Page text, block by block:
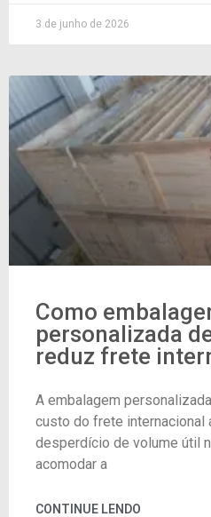
3 de junho de 2026
Como
personalizada
reduz frete
A embalagem
custo do frete internacional
desperdício de volume útil
acomodar a
CONTINUE LENDO